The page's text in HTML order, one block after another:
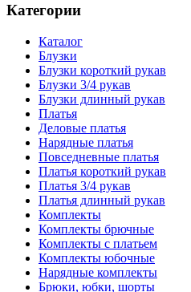
Категории
Каталог
Блузки
Блузки короткий рукав
Блузки 3/4 рукав
Блузки длинный рукав
Платья
Деловые платья
Нарядные платья
Повседневные платья
Платья короткий рукав
Платья 3/4 рукав
Платья длинный рукав
Комплекты
Комплекты брючные
Комплекты с платьем
Комплекты юбочные
Нарядные комплекты
Брюки, юбки, шорты